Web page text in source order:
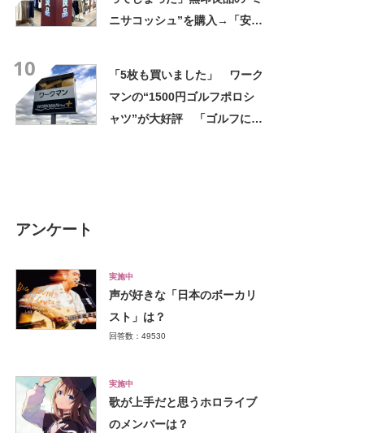
ニサコッシュ”を購入→「安心
10
「5枚も買いました」 ワーク
マンの“1500円ゴルフポロシ
ャツ”が大好評 「ゴルフにも
アンケート
実施中
声が好きな「日本のボーカリ
スト」は？
回答数：49530
実施中
歌が上手だと思うホロライブ
のメンバーは？